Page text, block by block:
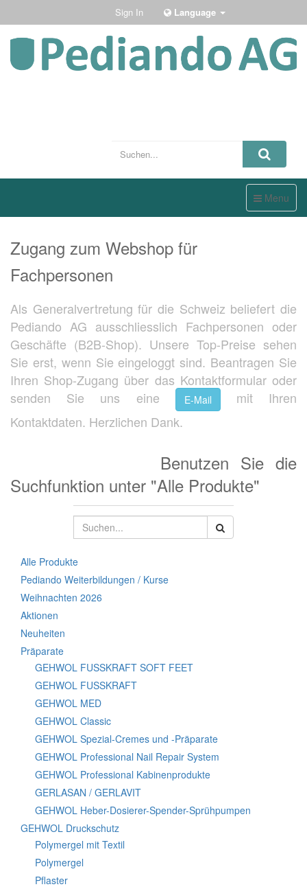
Sign In Language
Toggle
navigation
Menu
Zugang zum Webshop für
Fachpersonen
Als Generalvertretung für die Schweiz beliefert die
Pediando AG ausschliesslich Fachpersonen oder
Geschäfte (B2B-Shop). Unsere Top-Preise sehen
Sie erst, wenn Sie eingeloggt sind. Beantragen Sie
Ihren Shop-Zugang über das Kontaktformular oder
senden Sie uns eine
E-Mail
mit Ihren
Kontaktdaten. Herzlichen Dank.
Benutzen Sie die
Suchfunktion unter "Alle Produkte"
Alle Produkte
Pediando Weiterbildungen / Kurse
Weihnachten 2026
Aktionen
Neuheiten
Präparate
GEHWOL FUSSKRAFT SOFT FEET
GEHWOL FUSSKRAFT
GEHWOL MED
GEHWOL Classic
GEHWOL Spezial-Cremes und -Präparate
GEHWOL Professional Nail Repair System
GEHWOL Professional Kabinenprodukte
GERLASAN / GERLAVIT
GEHWOL Heber-Dosierer-Spender-Sprühpumpen
GEHWOL Druckschutz
Polymergel mit Textil
Polymergel
Pflaster